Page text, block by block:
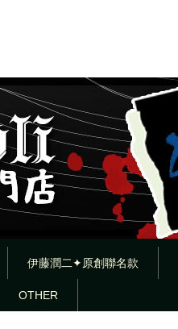
伊藤潤二✦原創聯名款
OTHER